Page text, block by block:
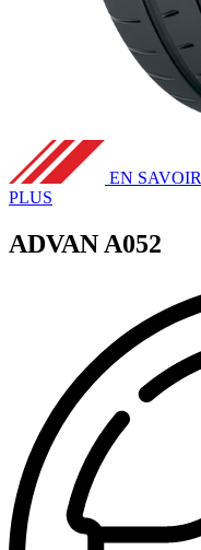
EN SAVOIR
PLUS
ADVAN A052